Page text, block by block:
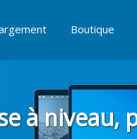
Boutique
à niveau,